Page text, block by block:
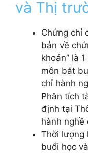
và Thị
Chứng chỉ
bản về
khoán” là
môn bắt
chỉ hành
Phân tích
định tại
hành nghề
Thời lượng
buổi học